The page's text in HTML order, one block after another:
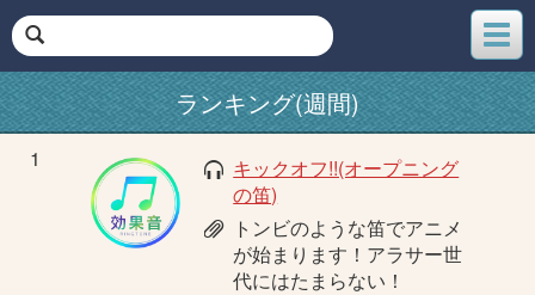
メ
ニ
ュ
ー
ランキング(週間)
1
キックオフ!!(オープニング
の笛)
トンビのような笛でアニメ
が始まります！アラサー世
代にはたまらない！